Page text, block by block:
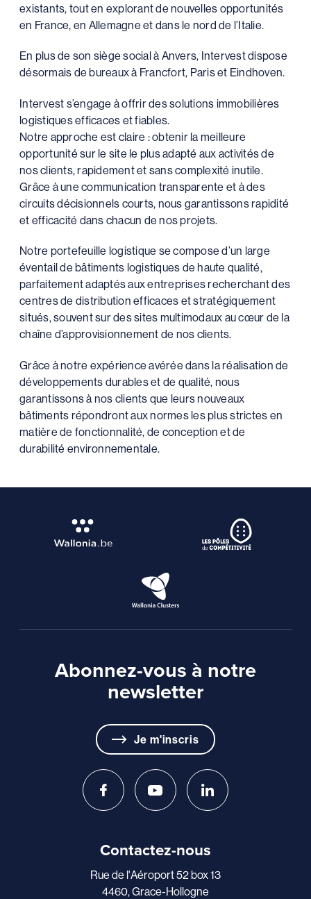
existants, tout en explorant de nouvelles opportunités
en France, en Allemagne et dans le nord de l’Italie.
En plus de son siège social à Anvers, Intervest dispose
désormais de bureaux à Francfort, Paris et Eindhoven.
Intervest s’engage à offrir des solutions immobilières
logistiques efficaces et fiables.
Notre approche est claire : obtenir la meilleure
opportunité sur le site le plus adapté aux activités de
nos clients, rapidement et sans complexité inutile.
Grâce à une communication transparente et à des
circuits décisionnels courts, nous garantissons rapidité
et efficacité dans chacun de nos projets.
Notre portefeuille logistique se compose d’un large
éventail de bâtiments logistiques de haute qualité,
parfaitement adaptés aux entreprises recherchant des
centres de distribution efficaces et stratégiquement
situés, souvent sur des sites multimodaux au cœur de la
chaîne d’approvisionnement de nos clients.
Grâce à notre expérience avérée dans la réalisation de
développements durables et de qualité, nous
garantissons à nos clients que leurs nouveaux
bâtiments répondront aux normes les plus strictes en
matière de fonctionnalité, de conception et de
durabilité environnementale.
Abonnez-vous à notre
newsletter
Je m'inscris
Contactez-nous
Rue de l'Aéroport 52 box 13
4460, Grace-Hollogne